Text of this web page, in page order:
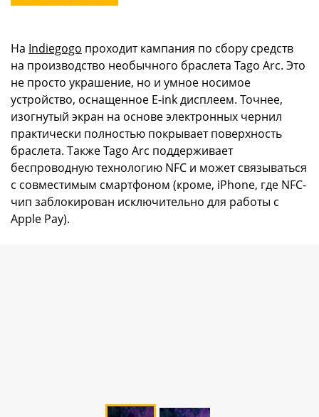
На Indiegogo проходит кампания по сбору средств
на производство необычного браслета Tago Arc. Это
не просто украшение, но и умное носимое
устройство, оснащенное E-ink дисплеем. Точнее,
изогнутый экран на основе электронных чернил
практически полностью покрывает поверхность
браслета. Также Tago Arc поддерживает
беспроводную технологию NFC и может связываться
с совместимым смартфоном (кроме, iPhone, где NFC-
чип заблокирован исключительно для работы с
Apple Pay).